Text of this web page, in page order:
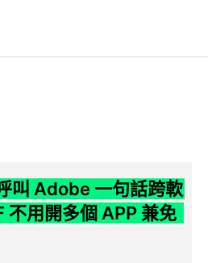
叫 Adobe 一句話跨軟
不用開多個 APP 兼免